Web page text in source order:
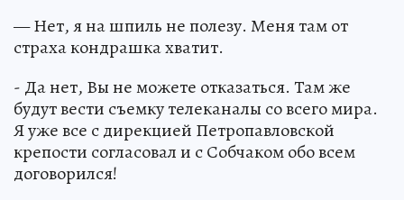
— Нет, я на шпиль не полезу. Меня там от
страха кондрашка хватит.
- Да нет, Вы не можете отказаться. Там же
будут вести съемку телеканалы со всего мира.
Я уже все с дирекцией Петропавловской
крепости согласовал и с Собчаком обо всем
договорился!